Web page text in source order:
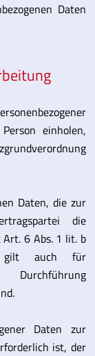
Daten
einholen,
Daten, die zur
die
6 Abs. 1 lit. b
gilt auch für
Daten zur
ist, der